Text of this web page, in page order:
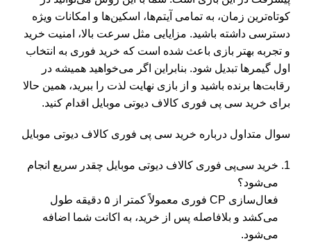
کوتاه‌ترین زمان، به تمامی آیتم‌ها، اسکین‌ها و امکانات ویژه
دسترسی داشته باشید. مزایایی مثل سرعت بالا، امنیت خرید
و تجربه بهتر بازی باعث شده است که خرید فوری به انتخاب
اول گیمرها تبدیل شود. بنابراین اگر می‌خواهید همیشه در
رقابت‌ها برنده باشید و از بازی نهایت لذت را ببرید، همین حالا
برای خرید سی پی فوری کالاف دیوتی موبایل اقدام کنید.
سوال متداول درباره خرید سی پی فوری کالاف دیوتی موبایل
خرید سی‌پی فوری کالاف دیوتی موبایل چقدر سریع انجام
می‌شود؟
فعال‌سازی CP فوری معمولاً کمتر از ۵ دقیقه طول
می‌کشد و بلافاصله پس از خرید، به اکانت شما اضافه
می‌شود.